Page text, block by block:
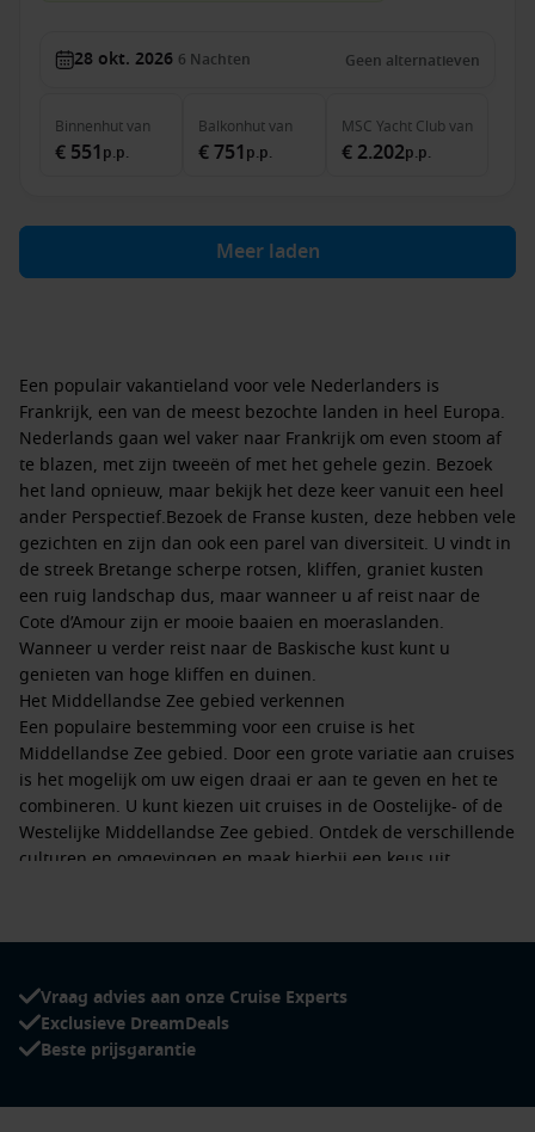
28 okt. 2026 6 Nachten Geen alternatieven
Binnenhutvan
€ 551 p.p.
Balkonhutvan
€ 751 p.p.
MSC Yacht Clubvan
€ 2.202p.p.
Meer laden
Een populair vakantieland voor vele Nederlanders is
Frankrijk, een van de meest bezochte landen in heel Europa.
Nederlands gaan wel vaker naar Frankrijk om even stoom af
te blazen, met zijn tweeën of met het gehele gezin. Bezoek
het land opnieuw, maar bekijk het deze keer vanuit een heel
ander Perspectief.Bezoek de Franse kusten, deze hebben vele
gezichten en zijn dan ook een parel van diversiteit. U vindt in
de streek Bretange scherpe rotsen, kliffen, graniet kusten
een ruig landschap dus, maar wanneer u af reist naar de
Cote d’Amour zijn er mooie baaien en moeraslanden.
Wanneer u verder reist naar de Baskische kust kunt u
genieten van hoge kliffen en duinen.
Het Middellandse Zee gebied verkennen
Een populaire bestemming voor een cruise is het
Middellandse Zee gebied. Door een grote variatie aan cruises
is het mogelijk om uw eigen draai er aan te geven en het te
combineren. U kunt kiezen uit cruises in de Oostelijke- of de
Westelijke Middellandse Zee gebied. Ontdek de verschillende
culturen en omgevingen en maak hierbij een keus uit
voor elke prijsklasse een groot aanbod in de Middellandse
brede aanbod dat deze bestemming biedt, is een garantie
voor een geslaagde ontspannende reis.
Naar Italië varen
Vraag advies aan onze Cruise Experts
Exclusieve DreamDeals
Beste prijsgarantie